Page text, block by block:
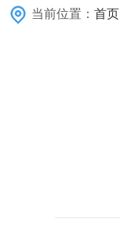
当前位置： 首页